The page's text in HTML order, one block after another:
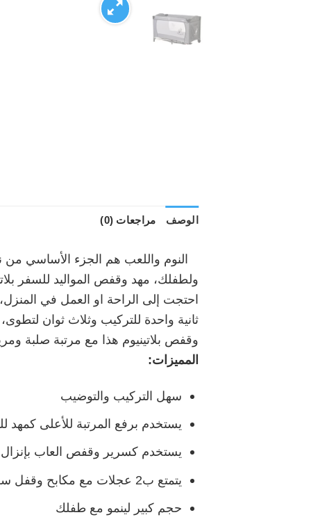
الوصف مراجعات (0)
النوم واللعب هم الجزء الأساسي من
ولطفلك، مهد وقفص المواليد للسفر
احتجت إلى الراحة او العمل في
ثانية واحدة للتركيب وثلاث ثوان
وقفص بلاتينيوم هذا مع مرتبة صلبة
المميزات:
سهل التركيب والتوضيب
يستخدم برفع المرتبة للأعلى كمهد
يستخدم كسرير وقفص العاب بإنزال
يتمتع ب2 عجلات مع مكابح وقفل سلامة مزدوج.
حجم كبير لينمو مع طفلك